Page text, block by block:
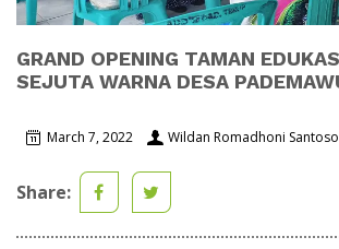
GRAND OPENING TAMAN
SEJUTA WARNA DESA
March 7, 2022 Wildan Romadhoni Santoso
Share: